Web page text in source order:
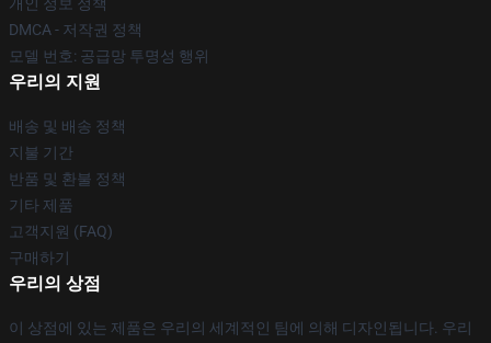
DMCA - 저작권 정책
모델 번호: 공급망 투명성 행위
우리의 지원
배송 및 배송 정책
지불 기간
반품 및 환불 정책
기타 제품
고객지원 (FAQ)
구매하기
우리의 상점
이 상점에 있는 제품은 우리의 세계적인 팀에 의해 디자인됩니다. 우리